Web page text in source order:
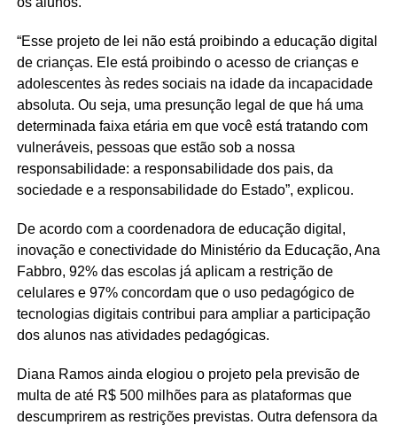
“Esse projeto de lei não está proibindo a educação digital
de crianças. Ele está proibindo o acesso de crianças e
adolescentes às redes sociais na idade da incapacidade
absoluta. Ou seja, uma presunção legal de que há uma
determinada faixa etária em que você está tratando com
vulneráveis, pessoas que estão sob a nossa
responsabilidade: a responsabilidade dos pais, da
sociedade e a responsabilidade do Estado”, explicou.
De acordo com a coordenadora de educação digital,
inovação e conectividade do Ministério da Educação, Ana
Fabbro, 92% das escolas já aplicam a restrição de
celulares e 97% concordam que o uso pedagógico de
tecnologias digitais contribui para ampliar a participação
dos alunos nas atividades pedagógicas.
Diana Ramos ainda elogiou o projeto pela previsão de
multa de até R$ 500 milhões para as plataformas que
descumprirem as restrições previstas. Outra defensora da